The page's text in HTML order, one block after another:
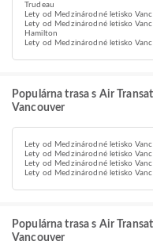
Trudeau
Lety od Medzinárodné letisko
Lety od Medzinárodné letisko
Hamilton
Lety od Medzinárodné letisko
Populárna trasa s Air
Vancouver
Lety od Medzinárodné letisko
Lety od Medzinárodné letisko
Lety od Medzinárodné letisko
Lety od Medzinárodné letisko
Populárna trasa s Air
Vancouver